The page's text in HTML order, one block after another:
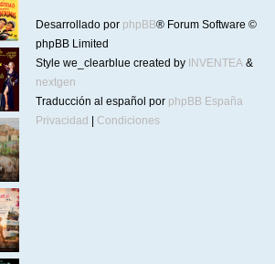
Desarrollado por phpBB® Forum Software ©
phpBB Limited
Style we_clearblue created by INVENTEA &
nextgen
Traducción al español por phpBB España
Privacidad
Condiciones